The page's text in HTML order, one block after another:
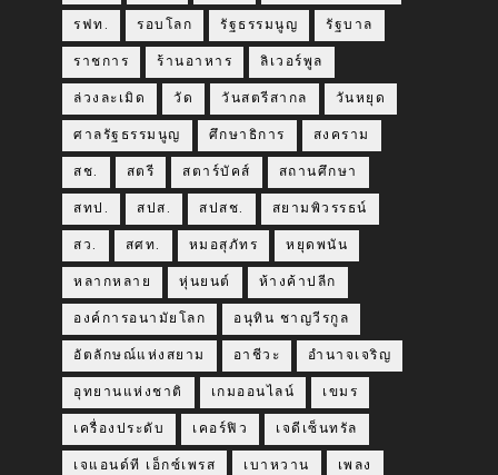
รฟท. รอบโลก รัฐธรรมนูญ รัฐบาล
ราชการ ร้านอาหาร ลิเวอร์พูล
ล่วงละเมิด วัด วันสตรีสากล วันหยุด
ศาลรัฐธรรมนูญ ศึกษาธิการ สงคราม
สช. สตรี สตาร์บัคส์ สถานศึกษา
สทป. สปส. สปสช. สยามพิวรรธน์
สว. สศท. หมอสุภัทร หยุดพนัน
หลากหลาย หุ่นยนต์ ห้างค้าปลีก
องค์การอนามัยโลก อนุทิน ชาญวีรกูล
อัตลักษณ์แห่งสยาม อาชีวะ อำนาจเจริญ
อุทยานแห่งชาติ เกมออนไลน์ เขมร
เครื่องประดับ เคอร์ฟิว เจดีเซ็นทรัล
เจแอนด์ที เอ็กซ์เพรส เบาหวาน เพลง